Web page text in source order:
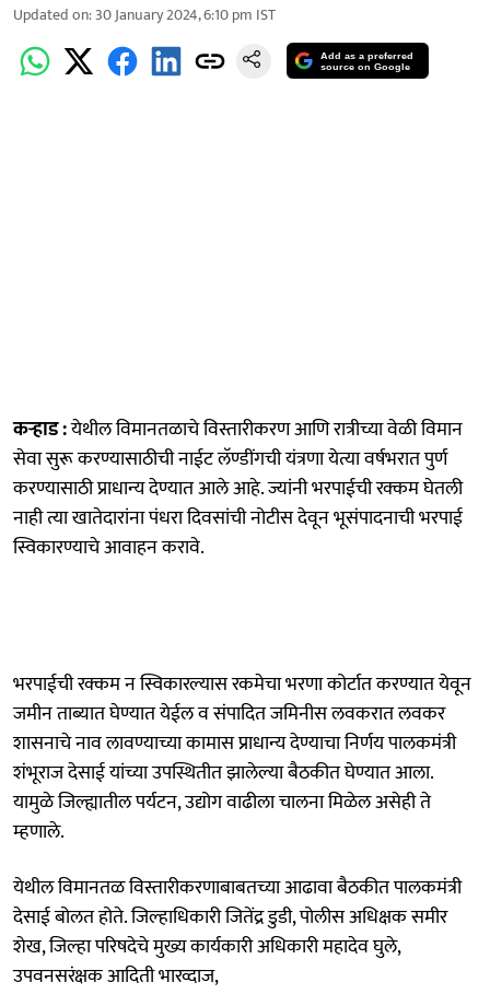
Updated on:30 January 2024, 6:10 pm IST
Add as a preferred
source on Google
कऱ्हाड :येथील विमानतळाचे विस्तारीकरण आणि रात्रीच्या वेळी विमान
सेवा सुरू करण्यासाठीची नाईट लॅण्डींगची यंत्रणा येत्या वर्षभरात पुर्ण
करण्यासाठी प्राधान्य देण्यात आले आहे. ज्यांनी भरपाईची रक्कम घेतली
नाही त्या खातेदारांना पंधरा दिवसांची नोटीस देवून भूसंपादनाची भरपाई
स्विकारण्याचे आवाहन करावे.
भरपाईची रक्कम न स्विकारल्यास रकमेचा भरणा कोर्टात करण्यात येवून
जमीन ताब्यात घेण्यात येईल व संपादित जमिनीस लवकरात लवकर
शासनाचे नाव लावण्याच्या कामास प्राधान्य देण्याचा निर्णय पालकमंत्री
शंभूराज देसाई यांच्या उपस्थितीत झालेल्या बैठकीत घेण्यात आला.
यामुळे जिल्ह्यातील पर्यटन, उद्योग वाढीला चालना मिळेल असेही ते
म्हणाले.
येथील विमानतळ विस्तारीकरणाबाबतच्या आढावा बैठकीत पालकमंत्री
देसाई बोलत होते. जिल्हाधिकारी जितेंद्र डुडी, पोलीस अधिक्षक समीर
शेख, जिल्हा परिषदेचे मुख्य कार्यकारी अधिकारी महादेव घुले,
उपवनसरंक्षक आदिती भारव्दाज,